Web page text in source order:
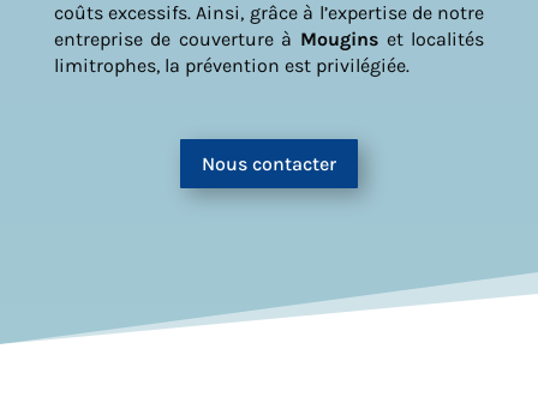
coûts excessifs. Ainsi, grâce à l’expertise de notre
entreprise de couverture à Mougins et localités
limitrophes, la prévention est privilégiée.
Nous contacter